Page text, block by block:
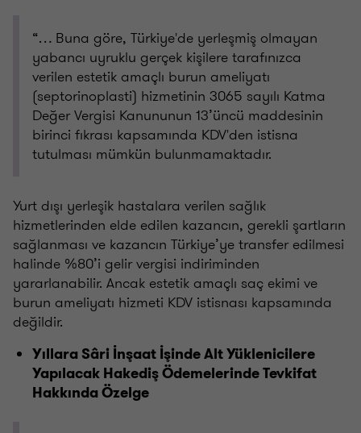
“… Buna göre, Türkiye'de yerleşmiş olmayan
yabancı uyruklu gerçek kişilere tarafınızca
verilen estetik amaçlı burun ameliyatı
(septorinoplasti) hizmetinin 3065 sayılı Katma
Değer Vergisi Kanununun 13’üncü maddesinin
birinci fıkrası kapsamında KDV'den istisna
tutulması mümkün bulunmamaktadır.
Yurt dışı yerleşik hastalara verilen sağlık
hizmetlerinden elde edilen kazancın, gerekli şartların
sağlanması ve kazancın Türkiye’ye transfer edilmesi
halinde %80’i gelir vergisi indiriminden
yararlanabilir. Ancak estetik amaçlı saç ekimi ve
burun ameliyatı hizmeti KDV istisnası kapsamında
değildir.
Yıllara Sâri İnşaat İşinde Alt Yüklenicilere
Yapılacak Hakediş Ödemelerinde Tevkifat
Hakkında Özelge